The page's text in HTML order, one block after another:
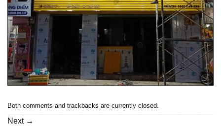
Both comments and trackbacks are currently closed.
Next →